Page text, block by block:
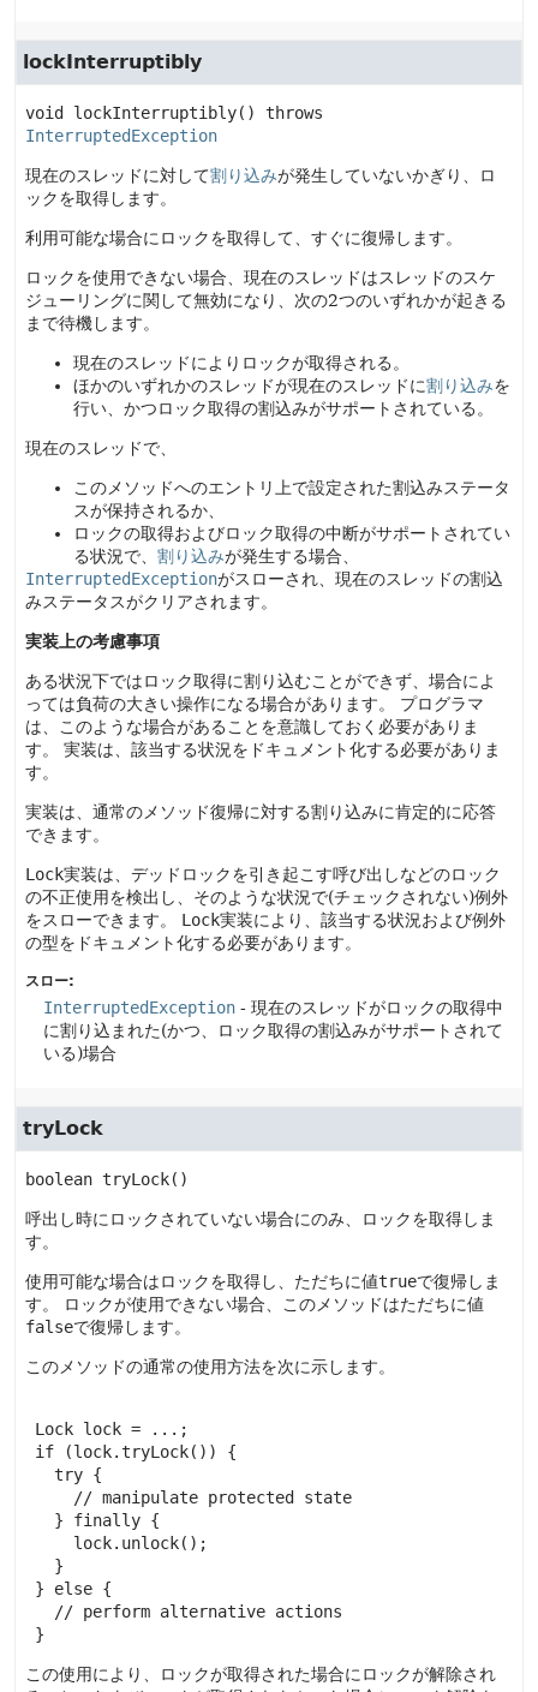
lockInterruptibly
void lockInterruptibly() throws
InterruptedException
現在のスレッドに対して割り込みが発生していないかぎり、ロ
ックを取得します。
利用可能な場合にロックを取得して、すぐに復帰します。
ロックを使用できない場合、現在のスレッドはスレッドのスケ
ジューリングに関して無効になり、次の2つのいずれかが起きる
まで待機します。
現在のスレッドによりロックが取得される。
ほかのいずれかのスレッドが現在のスレッドに割り込みを
行い、かつロック取得の割込みがサポートされている。
現在のスレッドで、
このメソッドへのエントリ上で設定された割込みステータ
スが保持されるか、
ロックの取得およびロック取得の中断がサポートされてい
る状況で、 割り込みが発生する場合、
InterruptedExceptionがスローされ、現在のスレッドの割込
みステータスがクリアされます。
実装上の考慮事項
ある状況下ではロック取得に割り込むことができず、場合によ
っては負荷の大きい操作になる場合があります。
プログラマ
は、このような場合があることを意識しておく必要がありま
す。
実装は、該当する状況をドキュメント化する必要がありま
す。
実装は、通常のメソッド復帰に対する割り込みに肯定的に応答
できます。
Lock実装は、デッドロックを引き起こす呼び出しなどのロック
の不正使用を検出し、そのような状況で(チェックされない)例外
をスローできます。
Lock実装により、該当する状況および例外
の型をドキュメント化する必要があります。
スロー:
InterruptedException - 現在のスレッドがロックの取得中
に割り込まれた(かつ、ロック取得の割込みがサポートされて
いる)場合
tryLock
boolean tryLock()
呼出し時にロックされていない場合にのみ、ロックを取得しま
す。
使用可能な場合はロックを取得し、ただちに値trueで復帰しま
す。
ロックが使用できない場合、このメソッドはただちに値
falseで復帰します。
このメソッドの通常の使用方法を次に示します。
Lock lock = ...;
if (lock.tryLock()) {
   try {
     // manipulate protected state
   } finally {
     lock.unlock();
   }
} else {
   // perform alternative actions
}
この使用により、ロックが取得された場合にロックが解除され